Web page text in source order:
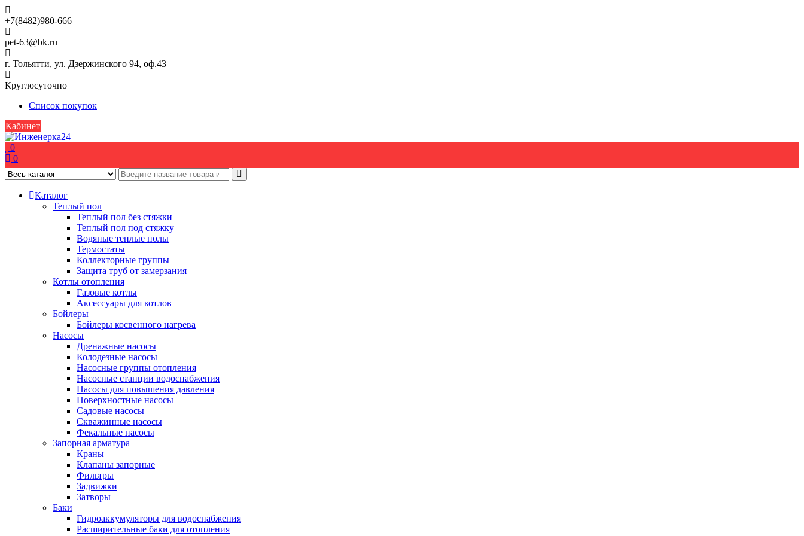
Skip
to
content
+7(8482)980-666
pet-63@bk.ru
г. Тольятти, ул. Дзержинского 94, оф.43
Круглосуточно
Список покупок
Кабинет
0
0
Каталог
Теплый пол
Теплый пол без стяжки
Теплый пол под стяжку
Водяные теплые полы
Термостаты
Коллекторные группы
Защита труб от замерзания
Котлы отопления
Газовые котлы
Аксессуары для котлов
Бойлеры
Бойлеры косвенного нагрева
Насосы
Дренажные насосы
Колодезные насосы
Насосные группы отопления
Насосные станции водоснабжения
Насосы для повышения давления
Поверхностные насосы
Садовые насосы
Скважинные насосы
Фекальные насосы
Запорная арматура
Краны
Клапаны запорные
Фильтры
Задвижки
Затворы
Баки
Гидроаккумуляторы для водоснабжения
Расширительные баки для отопления